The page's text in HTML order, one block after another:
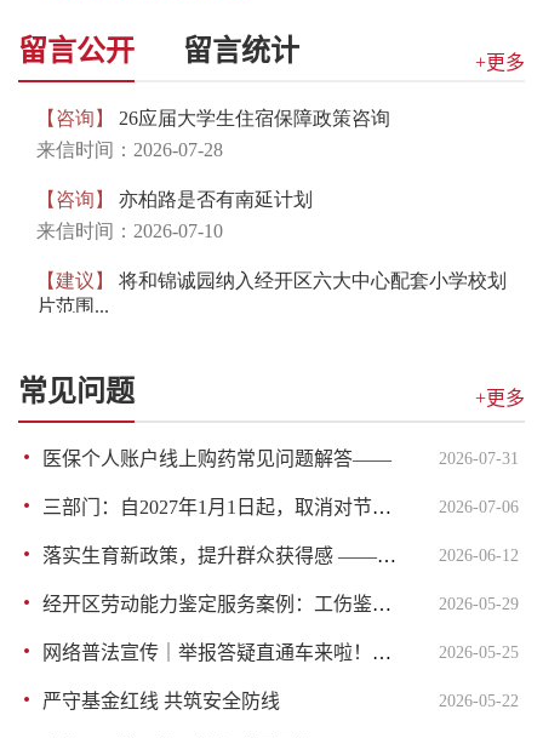
留言公开 留言统计 +更多
常见问题 +更多
医保个人账户线上购药常见问题解答—— 2026-07-31
三部门：自2027年1月1日起，取消对节能汽车减半征收车船税，取消对纯电动商用车、插电式（含增程式）混合动力汽车免征车船税 2026-07-06
落实生育新政策，提升群众获得感 ——经开区医疗保障政策解读：生育保险待遇新政策 2026-06-12
经开区劳动能力鉴定服务案例：工伤鉴定申请 2026-05-29
网络普法宣传｜举报答疑直通车来啦！抖音刷到有害信息怎么办 2026-05-25
严守基金红线 共筑安全防线 2026-05-22